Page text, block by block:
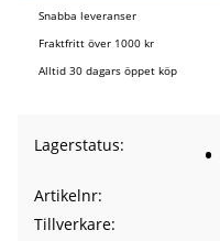
Snabba leveranser
Fraktfritt över 1000 kr
Alltid 30 dagars öppet köp
Lagerstatus
Artikelnr
Tillverkare